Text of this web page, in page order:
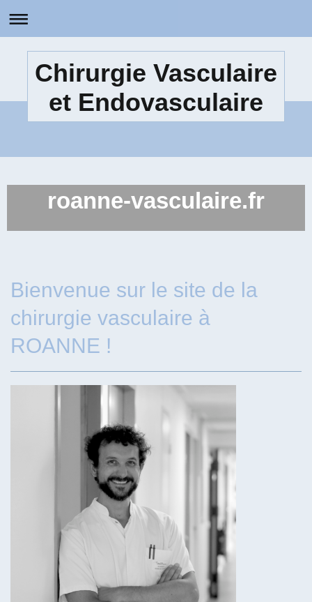
Chirurgie Vasculaire
et Endovasculaire
roanne-vasculaire.fr
Bienvenue sur le site de la
chirurgie vasculaire à
ROANNE !